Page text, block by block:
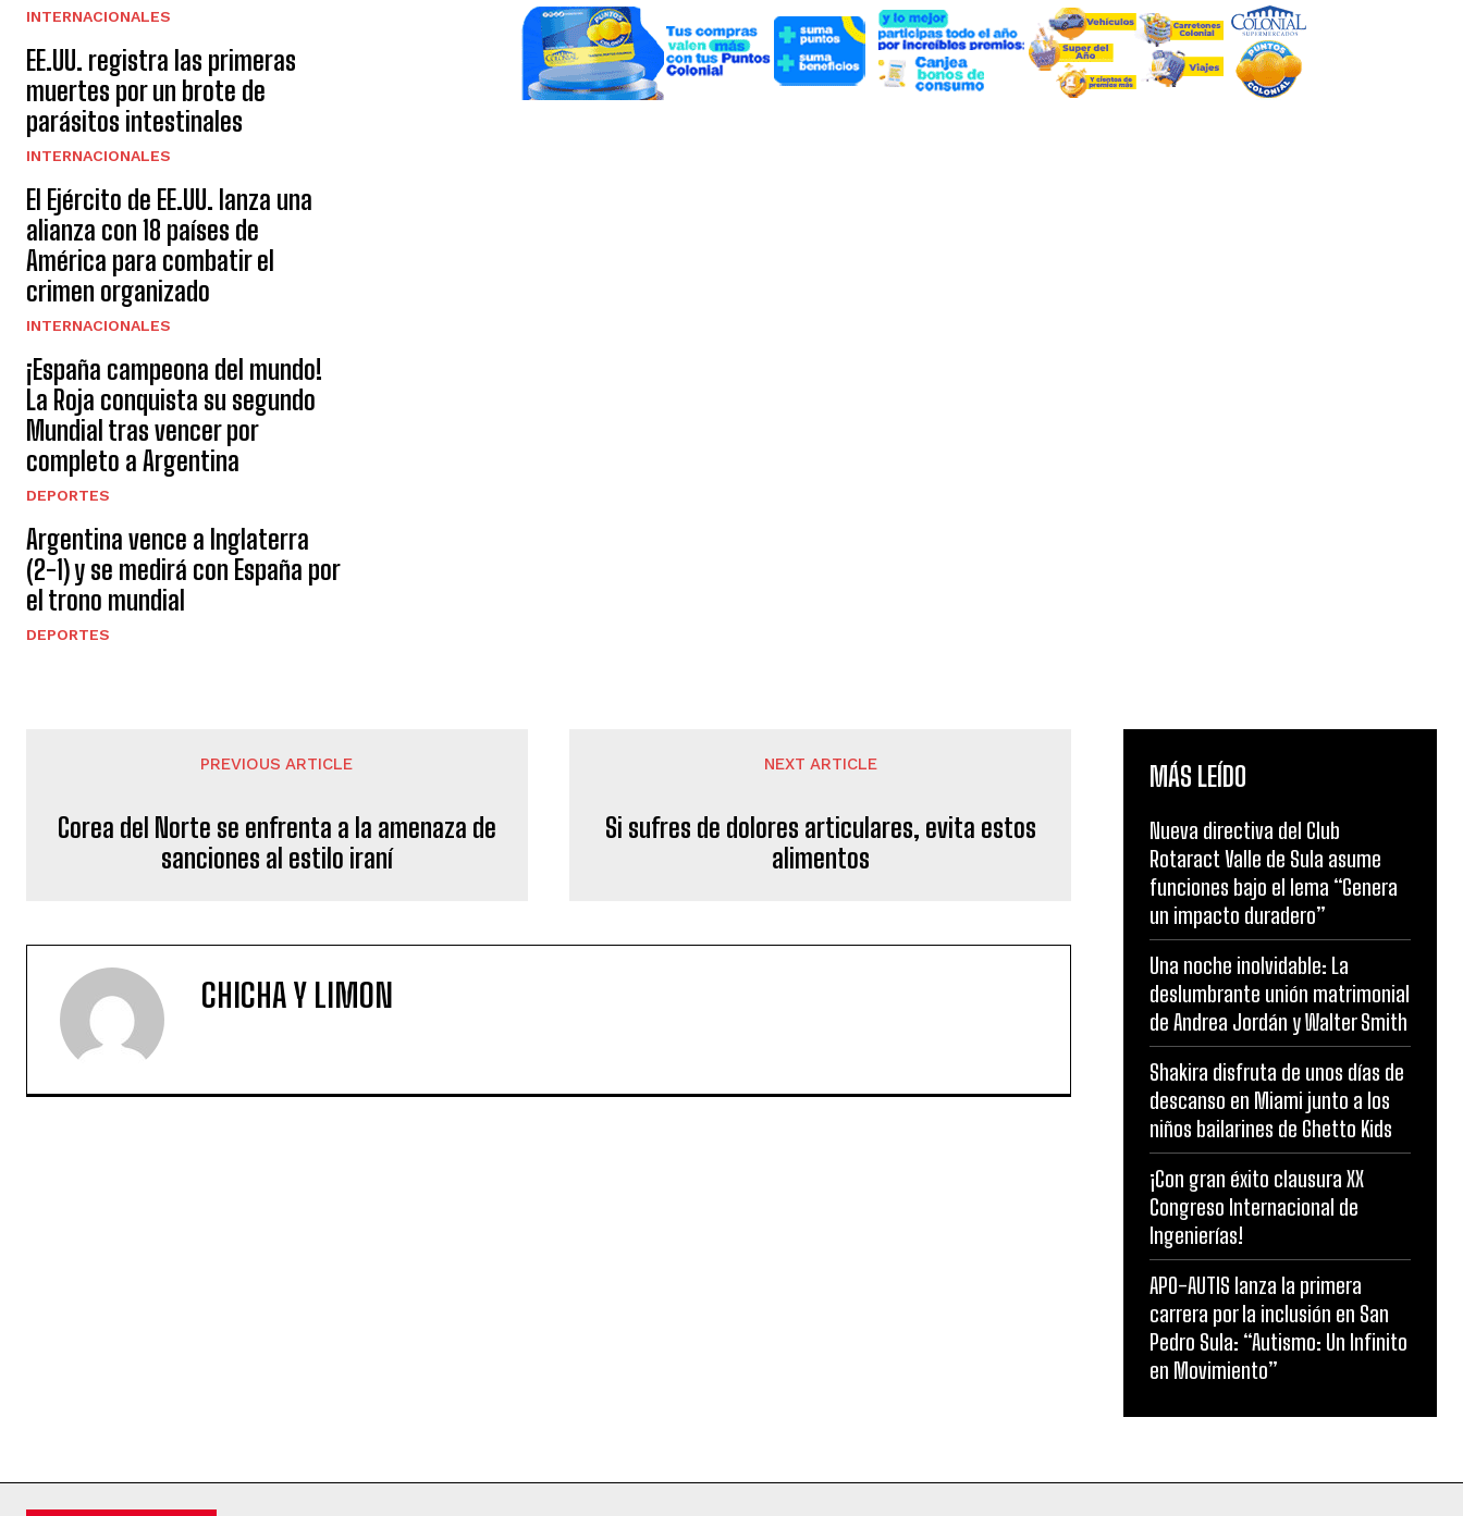
INTERNACIONALES
EE.UU. registra las primeras
muertes por un brote de
parásitos intestinales
INTERNACIONALES
El Ejército de EE.UU. lanza una
alianza con 18 países de
América para combatir el
crimen organizado
INTERNACIONALES
¡España campeona del mundo!
La Roja conquista su segundo
Mundial tras vencer por
completo a Argentina
DEPORTES
Argentina vence a Inglaterra
(2-1) y se medirá con España por
el trono mundial
DEPORTES
PREVIOUS ARTICLE
Corea del Norte se enfrenta a la amenaza de
sanciones al estilo iraní
NEXT ARTICLE
Si sufres de dolores articulares, evita estos
alimentos
CHICHA Y LIMON
MÁS LEÍDO
Nueva directiva del Club
Rotaract Valle de Sula asume
funciones bajo el lema “Genera
un impacto duradero”
Una noche inolvidable: La
deslumbrante unión matrimonial
de Andrea Jordán y Walter Smith
Shakira disfruta de unos días de
descanso en Miami junto a los
niños bailarines de Ghetto Kids
¡Con gran éxito clausura XX
Congreso Internacional de
Ingenierías!
APO-AUTIS lanza la primera
carrera por la inclusión en San
Pedro Sula: “Autismo: Un Infinito
en Movimiento”